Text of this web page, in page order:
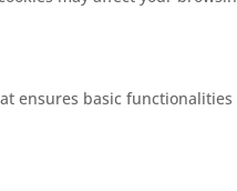
ensures basic